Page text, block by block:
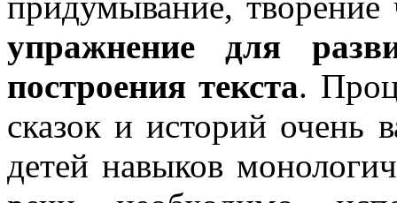
упражнение для
построения текста.
сказок и историй очень
детей навыков